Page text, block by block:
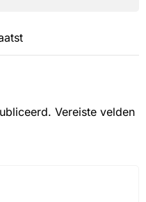
Vereiste velden